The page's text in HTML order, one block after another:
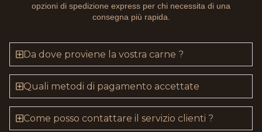
opzioni di spedizione express per chi necessita di una
consegna più rapida.
Da dove proviene la vostra carne ?
Quali metodi di pagamento accettate
Come posso contattare il servizio clienti ?